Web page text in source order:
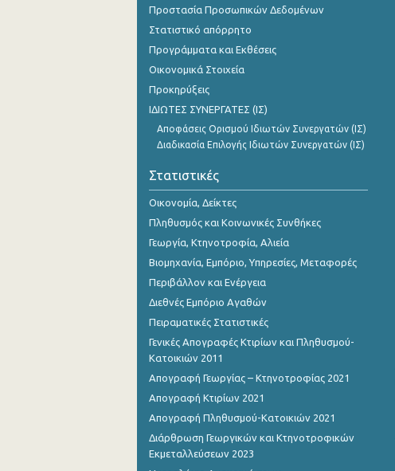
Αυγούστου 2023
Ιουλίου 2023
Ιουνίου 2023
Μαΐου 2023
Απριλίου 2023
Μαρτίου 2023
Φεβρουαρίου 2023
Ιανουαρίου 2023
Δεκεμβρίου 2022
Νοεμβρίου 2022
Σεπτεμβρίου 2022
Αυγούστου 2022
Ιουλίου 2022
Μαΐου 2022
Απριλίου 2022
Προστασία Προσωπικών Δεδομένων
Στατιστικό απόρρητο
Προγράμματα και Εκθέσεις
Οικονομικά Στοιχεία
Προκηρύξεις
ΙΔΙΩΤΕΣ ΣΥΝΕΡΓΑΤΕΣ (ΙΣ)
Αποφάσεις Ορισμού Ιδιωτών Συνεργατών (ΙΣ)
Διαδικασία Επιλογής Ιδιωτών Συνεργατών (ΙΣ)
Στατιστικές
Οικονομία, Δείκτες
Πληθυσμός και Κοινωνικές Συνθήκες
Γεωργία, Κτηνοτροφία, Αλιεία
Βιομηχανία, Εμπόριο, Υπηρεσίες, Μεταφορές
Περιβάλλον και Ενέργεια
Διεθνές Εμπόριο Αγαθών
Πειραματικές Στατιστικές
Γενικές Απογραφές Κτιρίων και Πληθυσμού-
Κατοικιών 2011
Απογραφή Γεωργίας – Κτηνοτροφίας 2021
Απογραφή Κτιρίων 2021
Απογραφή Πληθυσμού-Κατοικιών 2021
Διάρθρωση Γεωργικών και Κτηνοτροφικών
Εκμεταλλεύσεων 2023